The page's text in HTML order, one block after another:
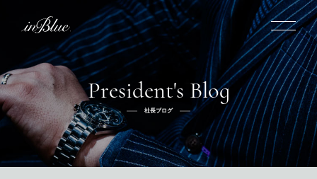
inBlueについて
inBlueの強み ヒストリー
オーダー方法
President's Blog
社長ブログ